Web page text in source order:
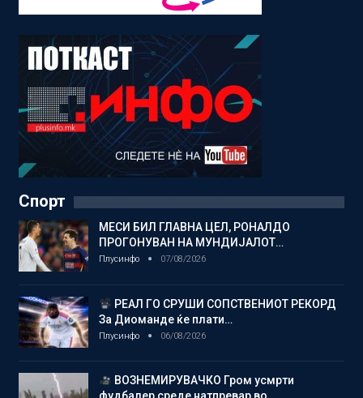
Спорт
МЕСИ БИЛ ГЛАВНА ЦЕЛ, РОНАЛДО
ПРОГОНУВАН НА МУНДИЈАЛОТ…
Плусинфо 07/08/2026
РЕАЛ ГО СРУШИ СОПСТВЕНИОТ РЕКОРД
За Диоманде ќе плати…
Плусинфо 06/08/2026
ВОЗНЕМИРУВАЧКО Гром усмрти